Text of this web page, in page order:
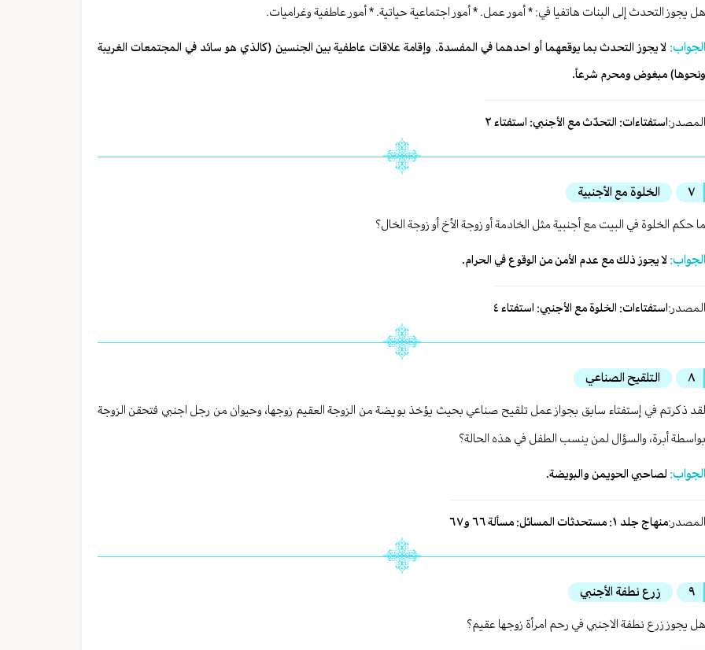
هل يجوز التحدث إلى البنات هاتفيا في: * أمور عمل. * أمور اجتماعية حياتية. * أمور عاطفية وغراميات.
الجواب: لا يجوز التحدث بما يوقعهما أو احدهما في المفسدة. وإقامة علاقات عاطفية بين الجنسين (كالذي هو سائد في المجتمعات الغريبة
ونحوها) مبغوض ومحرم شرعاً.
المصدر:استفتاءات: التحدّث مع الأجنبي: استفتاء ٢
٧ الخلوة مع الأجنبية
ما حكم الخلوة في البيت مع أجنبية مثل الخادمة أو زوجة الأخ أو زوجة الخال؟
الجواب: لا يجوز ذلك مع عدم الأمن من الوقوع في الحرام.
المصدر:استفتاءات: الخلوة مع الأجنبي: استفتاء ٤
٨ التلقيح الصناعي
لقد ذكرتم في إستفتاء سابق بجواز عمل تلقيح صناعي بحيث يؤخذ بويضة من الزوجة العقيم زوجها، وحيوان من رجل اجنبي فتحقن الزوجة
بواسطة أبرة، والسؤال لمن ينسب الطفل في هذه الحالة؟
الجواب: لصاحبي الحويمن والبويضة.
المصدر:منهاج جلد ١: مستحدثات المسائل: مسألة ٦٦ و٦٧
٩ زرع نطفة الأجنبي
هل يجوز زرع نطفة الاجنبي في رحم امرأة زوجها عقيم؟